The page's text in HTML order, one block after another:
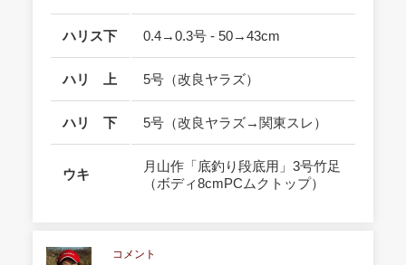
ハリス下 0.4→0.3号 - 50→43cm
ハリ 上 5号（改良ヤラズ）
ハリ 下 5号（改良ヤラズ→関東スレ）
ウキ
月山作「底釣り段底用」3号竹足
（ボディ8cmPCムクトップ）
コメント